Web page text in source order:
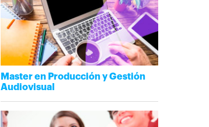
Master en Producción y Gestión
Audiovisual